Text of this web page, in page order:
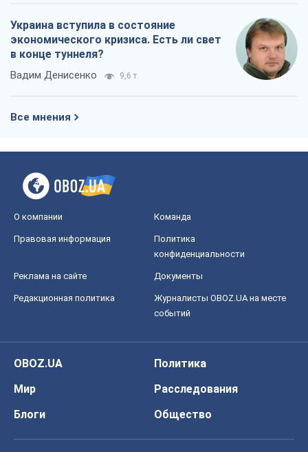
Украина вступила в состояние
экономического кризиса. Есть ли свет
в конце туннеля?
Вадим Денисенко 9,6 т.
Все мнения
О компании Команда
Правовая информация
Политика
конфиденциальности
Реклама на сайте Документы
Редакционная политика
Журналисты OBOZ.UA на месте
событий
OBOZ.UA
Политика
Мир
Расследования
Блоги
Общество